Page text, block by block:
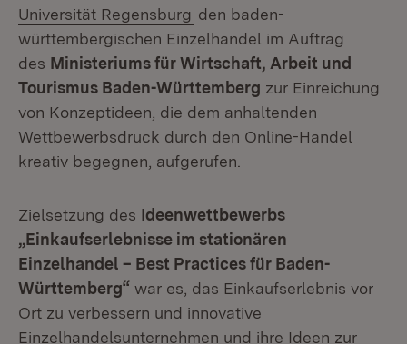
Universität Regensburg (Öffnet in neuem Fenster)
den baden-
württembergischen Einzelhandel im Auftrag
des Ministeriums für Wirtschaft, Arbeit und
Tourismus Baden-Württemberg zur Einreichung
von Konzeptideen, die dem anhaltenden
Wettbewerbsdruck durch den Online-Handel
kreativ begegnen, aufgerufen.
Zielsetzung des Ideenwettbewerbs
„Einkaufserlebnisse im stationären
Einzelhandel – Best Practices für Baden-
Württemberg“ war es, das Einkaufserlebnis vor
Ort zu verbessern und innovative
Einzelhandelsunternehmen und ihre Ideen zur